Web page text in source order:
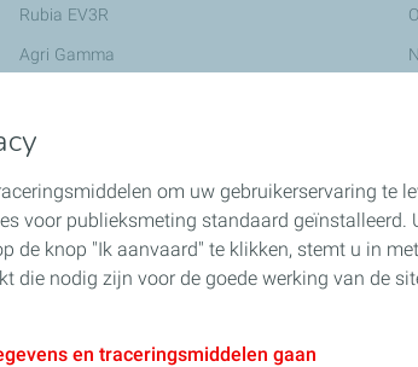
Rubia EV3R
Agri Gamma
Nevastane
Preslia
Smeermiddelen voor de chemische industrie
Charge+ Business
om uw gebruikerservaring te
voor publieksmeting standaard
de knop "Ik aanvaard" te klikken, stemt u in
die nodig zijn voor de goede werking van de
en traceringsmiddelen gaan